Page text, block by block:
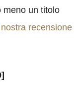
meno un titolo
recensione